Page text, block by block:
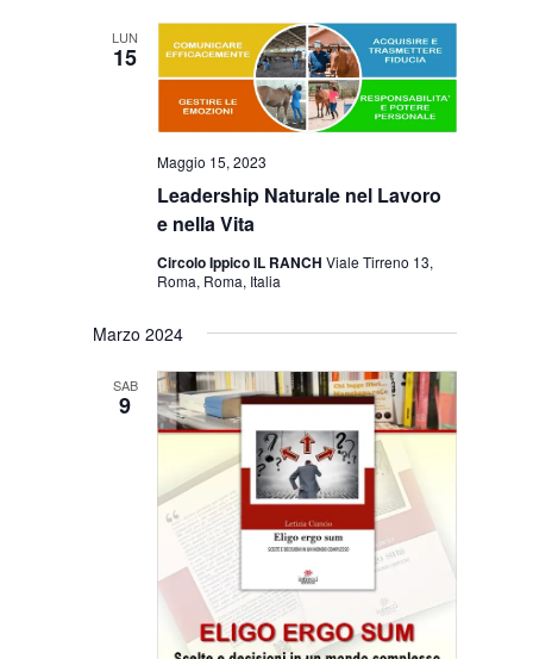
LUN
15
Leadership Naturale nel Lavoro
e nella Vita
Maggio 15, 2023
Circolo Ippico IL RANCHViale Tirreno 13,
Roma, Roma, Italia
Marzo 2024
SAB
9